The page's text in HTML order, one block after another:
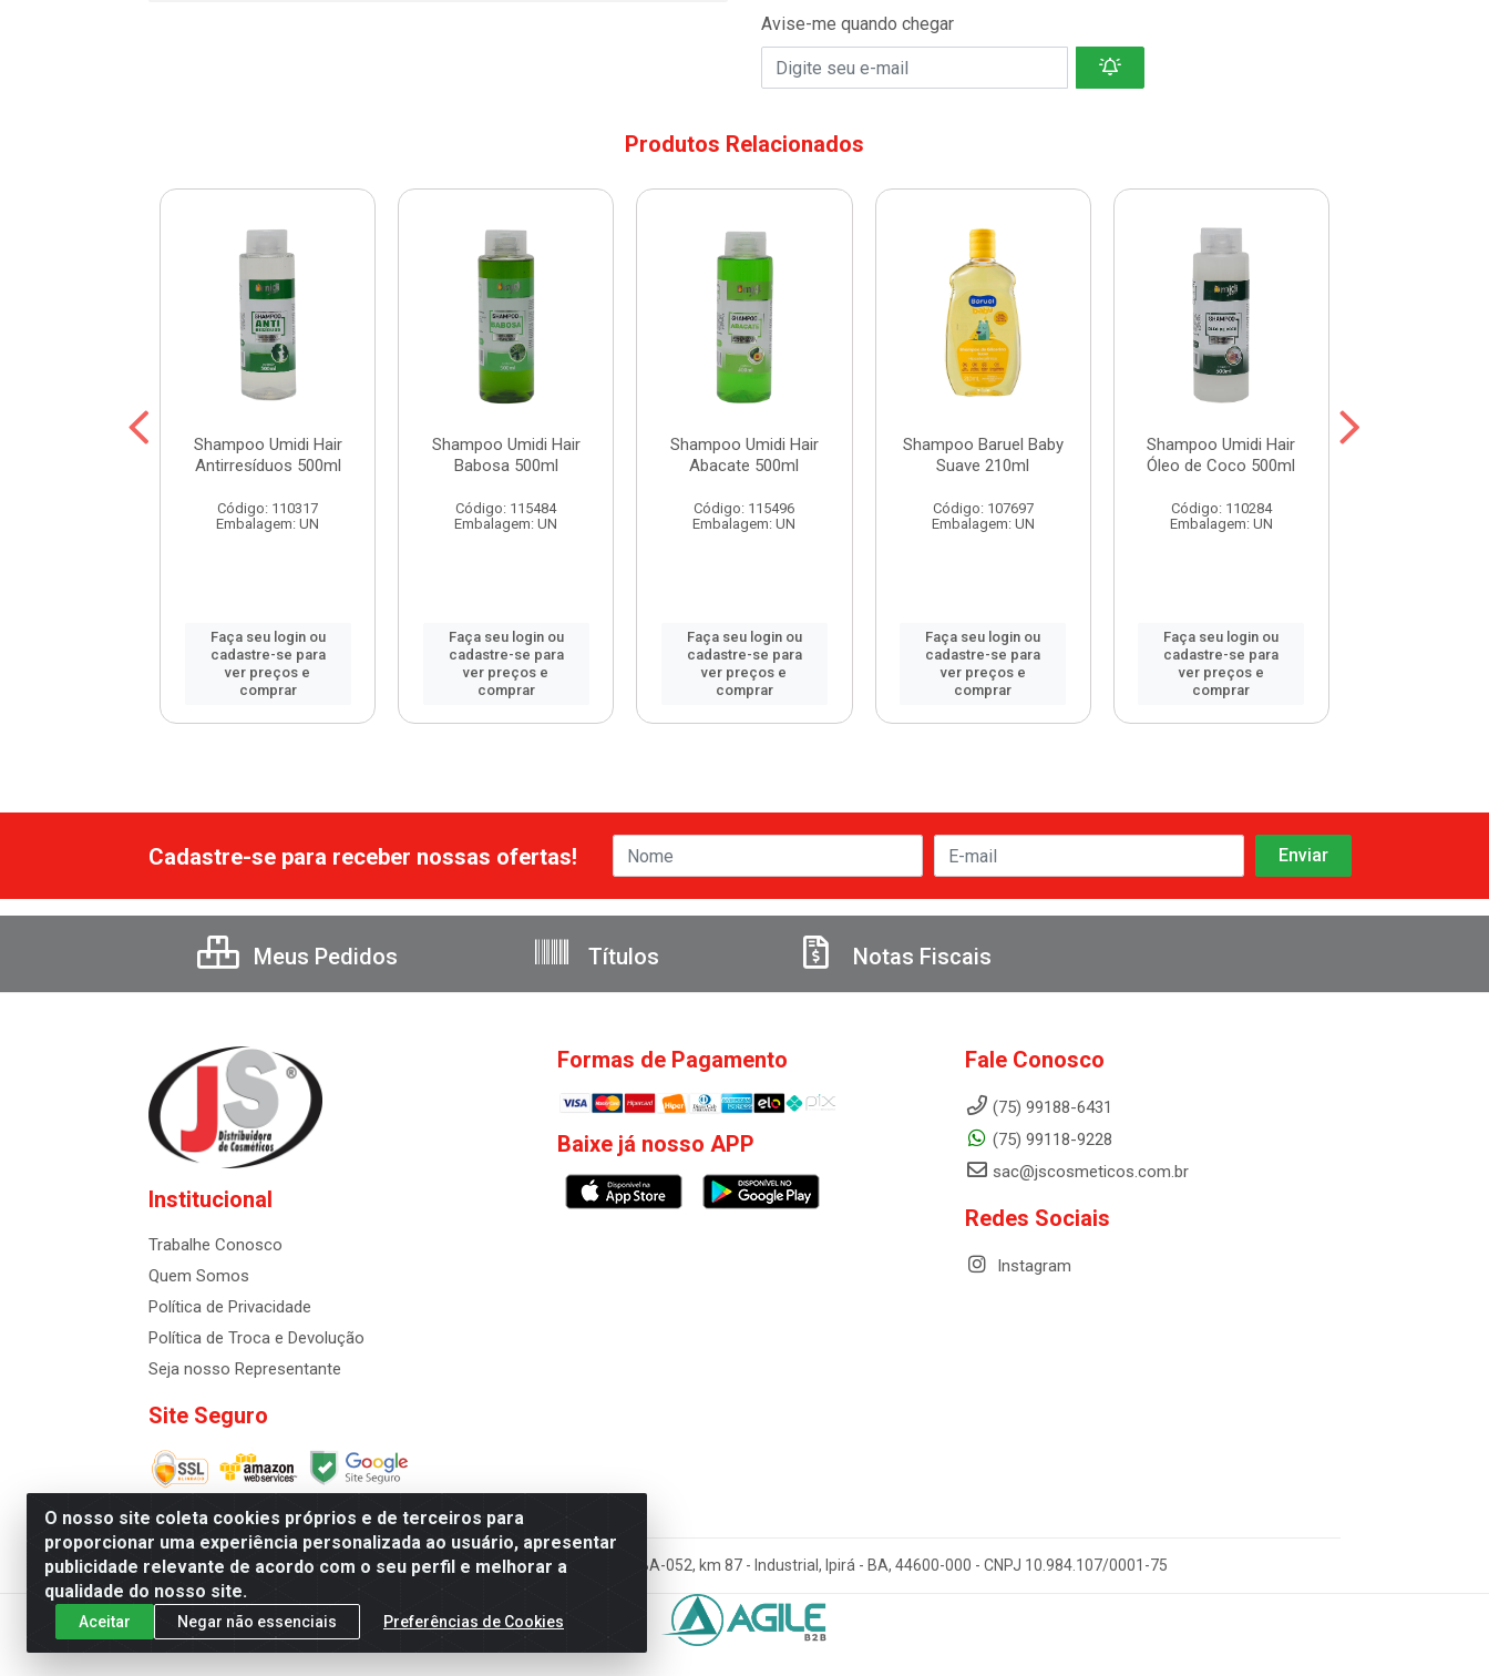
Avise-me quando chegar
Produtos Relacionados
Shampoo Umidi Hair
Antirresíduos 500ml
Código: 110317
Embalagem: UN
Faça seu login ou
cadastre-se para
ver preços e
comprar
Shampoo Umidi Hair
Babosa 500ml
Código: 115484
Embalagem: UN
Faça seu login ou
cadastre-se para
ver preços e
comprar
Shampoo Umidi Hair
Abacate 500ml
Código: 115496
Embalagem: UN
Faça seu login ou
cadastre-se para
ver preços e
comprar
Shampoo Baruel Baby
Suave 210ml
Código: 107697
Embalagem: UN
Faça seu login ou
cadastre-se para
ver preços e
comprar
Shampoo Umidi Hair
Óleo de Coco 500ml
Código: 110284
Embalagem: UN
Faça seu login ou
cadastre-se para
ver preços e
comprar
O nosso site coleta cookies próprios e de terceiros para
proporcionar uma experiência personalizada ao usuário, apresentar
publicidade relevante de acordo com o seu perfil e melhorar a
qualidade do nosso site.
Aceitar Negar não essenciais Preferências de Cookies
Cadastre-se para receber nossas ofertas!
Meus Pedidos Títulos Notas Fiscais
Institucional
Trabalhe Conosco
Quem Somos
Política de Privacidade
Política de Troca e Devolução
Seja nosso Representante
Site Seguro
Formas de Pagamento
Baixe já nosso APP
Fale Conosco
(75) 99188-6431
(75) 99118-9228
sac@jscosmeticos.com.br
Redes Sociais
Instagram
Distribuidora de Cosméticos Antoneto LTDA - BA-052, km 87 - Industrial, Ipirá - BA, 44600-000 - CNPJ 10.984.107/0001-75